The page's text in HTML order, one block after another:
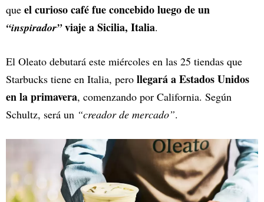
que el curioso café fue concebido luego de un
“inspirador”viaje a Sicilia, Italia.
El Oleato debutará este miércoles en las 25 tiendas que
Starbucks tiene en Italia, pero llegará a Estados Unidos
en la primavera, comenzando por California. Según
Schultz, será un “creador de mercado”.